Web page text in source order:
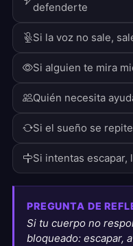
defenderte
Si la voz no sale,
Si alguien te mira
Quién necesita
Si el sueño se
Si intentas escapar,
PREGUNTA DE
Si tu cuerpo no
bloqueado: escapar,